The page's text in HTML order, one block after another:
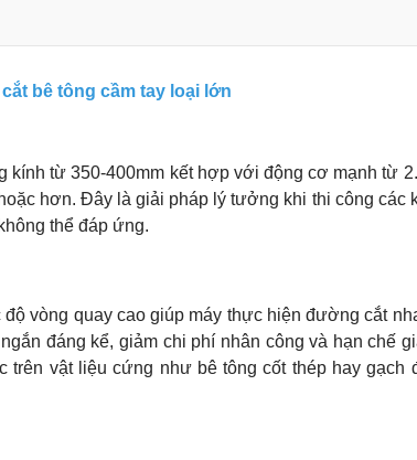
GQ35
EK7651H
bê tông cầm tay loại lớn
từ 350-400mm kết hợp với động cơ mạnh từ
hơn. Đây là giải pháp lý tưởng khi thi công các
thể đáp ứng.
vòng quay cao giúp máy thực hiện đường cắt
đáng kể, giảm chi phí nhân công và hạn chế
trên vật liệu cứng như bê tông cốt thép hay gạch